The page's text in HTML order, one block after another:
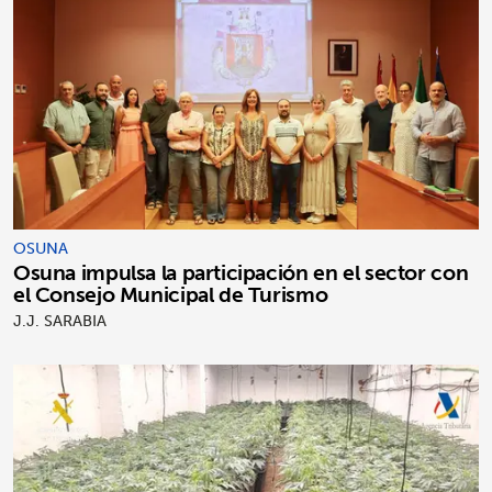
OSUNA
Osuna impulsa la participación en el sector con
el Consejo Municipal de Turismo
J.J. SARABIA